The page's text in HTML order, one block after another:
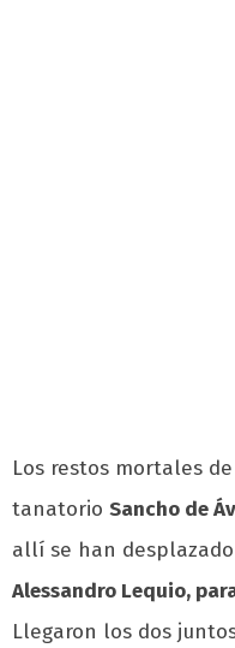
Los restos mortales de
tanatorio Sancho de
allí se han desplazado
Alessandro Lequio,
Llegaron los dos